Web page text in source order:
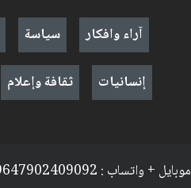
آراء وافكار
سياسة
إنسانيات
ثقافة وإعلام
موبايل + واتساب : 009647902409092